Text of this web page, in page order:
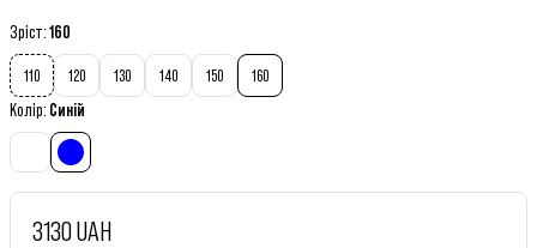
Зріст:160
110 120 130 140 150 160
Колір: Синій
3130 UAH